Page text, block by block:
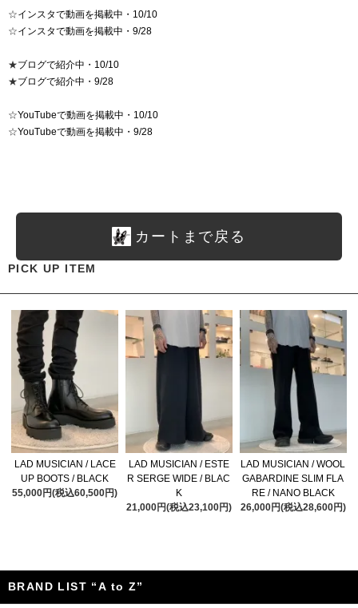
☆インスタで動画を掲載中・10/10
☆インスタで動画を掲載中・9/28
★ブログで紹介中・10/10
★ブログで紹介中・9/28
☆YouTubeで動画を掲載中・10/10
☆YouTubeで動画を掲載中・9/28
カートまで戻る
PICK UP ITEM
LAD MUSICIAN / LACE
UP BOOTS / BLACK
55,000円(税込60,500円)
LAD MUSICIAN / ESTE
R SERGE WIDE / BLAC
K
21,000円(税込23,100円)
LAD MUSICIAN / WOOL
GABARDINE SLIM FLA
RE / NANO BLACK
26,000円(税込28,600円)
BRAND LIST “A to Z”